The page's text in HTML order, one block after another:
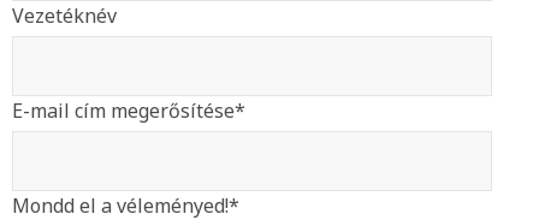
Vezetéknév
E-mail cím megerősítése*
Mondd el a véleményed!*